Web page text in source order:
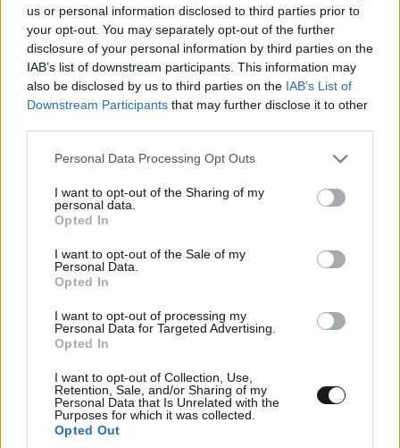
us or personal information disclosed to third parties prior to
your opt-out. You may separately opt-out of the further
disclosure of your personal information by third parties on the
IAB’s list of downstream participants. This information may
also be disclosed by us to third parties on the IAB’s List of
Downstream Participants that may further disclose it to other
Please note that this website/app uses one or more Google
not limited to your visit or usage behaviour. You may click to
grant or deny consent to Google and its third-party tags to
use your data for below specified purposes in below Google
consent section.
Personal Data Processing Opt Outs
I want to opt-out of the Sharing of my
personal data.
Opted In
I want to opt-out of the Sale of my
Personal Data.
Opted In
I want to opt-out of processing my
Personal Data for Targeted Advertising.
Opted In
I want to opt-out of Collection, Use,
Retention, Sale, and/or Sharing of my
Personal Data that Is Unrelated with the
Purposes for which it was collected.
Opted Out
TRENDING